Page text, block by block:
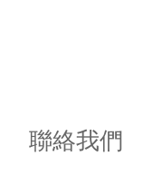
聯絡我們